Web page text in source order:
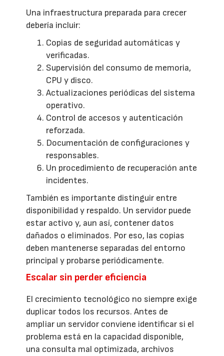
Una infraestructura preparada para crecer
debería incluir:
Copias de seguridad automáticas y
verificadas.
Supervisión del consumo de memoria,
CPU y disco.
Actualizaciones periódicas del sistema
operativo.
Control de accesos y autenticación
reforzada.
Documentación de configuraciones y
responsables.
Un procedimiento de recuperación ante
incidentes.
También es importante distinguir entre
disponibilidad y respaldo. Un servidor puede
estar activo y, aun así, contener datos
dañados o eliminados. Por eso, las copias
deben mantenerse separadas del entorno
principal y probarse periódicamente.
Escalar sin perder eficiencia
El crecimiento tecnológico no siempre exige
duplicar todos los recursos. Antes de
ampliar un servidor conviene identificar si el
problema está en la capacidad disponible,
una consulta mal optimizada, archivos